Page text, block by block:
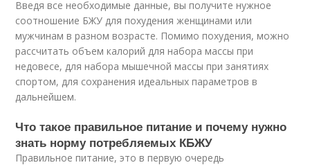
Введя все необходимые данные, вы получите нужное
соотношение БЖУ для похудения женщинами или
мужчинам в разном возрасте. Помимо похудения, можно
рассчитать объем калорий для набора массы при
недовесе, для набора мышечной массы при занятиях
спортом, для сохранения идеальных параметров в
дальнейшем.
Что такое правильное питание и почему нужно
знать норму потребляемых КБЖУ
Правильное питание, это в первую очередь